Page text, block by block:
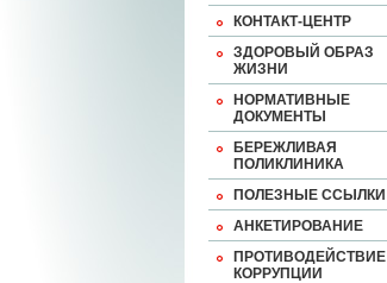
КОНТАКТ-ЦЕНТР
ЗДОРОВЫЙ ОБРАЗ
ЖИЗНИ
НОРМАТИВНЫЕ
ДОКУМЕНТЫ
БЕРЕЖЛИВАЯ
ПОЛИКЛИНИКА
ПОЛЕЗНЫЕ ССЫЛКИ
АНКЕТИРОВАНИЕ
ПРОТИВОДЕЙСТВИЕ
КОРРУПЦИИ